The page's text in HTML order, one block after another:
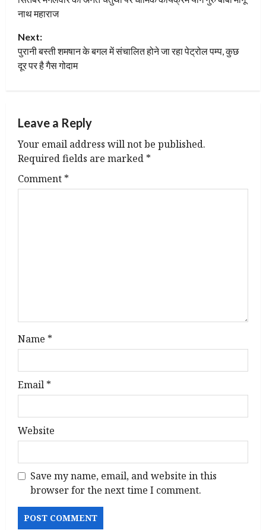
o
s
t
v
i
g
नाथ महाराज
Next:
पुरानी बस्ती शमषान के बगल में संचालित होने जा रहा पेट्रोल पम्प, कुछ
दूर पर है गैस गोदाम
Leave a Reply
Your email address will not be published.
Required fields are marked *
Comment *
Name *
Email *
Website
Save my name, email, and website in this
browser for the next time I comment.